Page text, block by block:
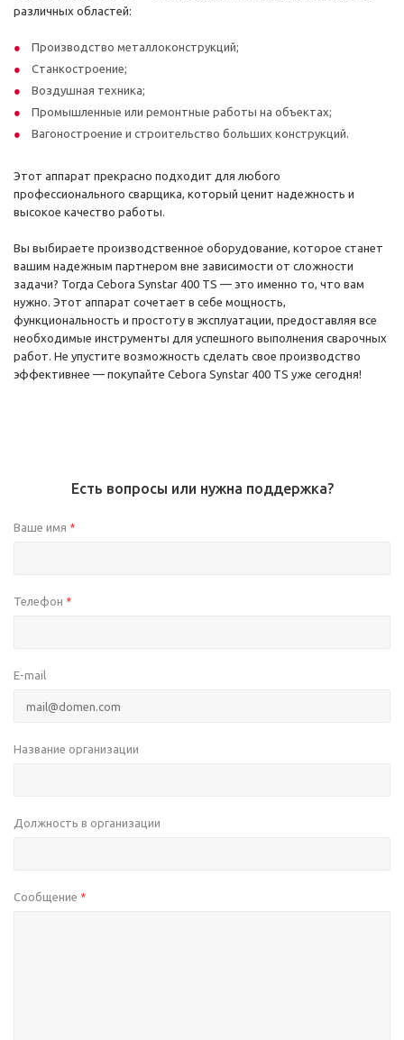
различных областей:
Производство металлоконструкций;
Станкостроение;
Воздушная техника;
Промышленные или ремонтные работы на объектах;
Вагоностроение и строительство больших конструкций.
Этот аппарат прекрасно подходит для любого
профессионального сварщика, который ценит надежность и
высокое качество работы.
Вы выбираете производственное оборудование, которое станет
вашим надежным партнером вне зависимости от сложности
задачи? Тогда Cebora Synstar 400 TS — это именно то, что вам
нужно. Этот аппарат сочетает в себе мощность,
функциональность и простоту в эксплуатации, предоставляя все
необходимые инструменты для успешного выполнения сварочных
работ. Не упустите возможность сделать свое производство
эффективнее — покупайте Cebora Synstar 400 TS уже сегодня!
Есть вопросы или нужна поддержка?
Ваше имя *
Телефон *
E-mail
Название организации
Должность в организации
Сообщение *